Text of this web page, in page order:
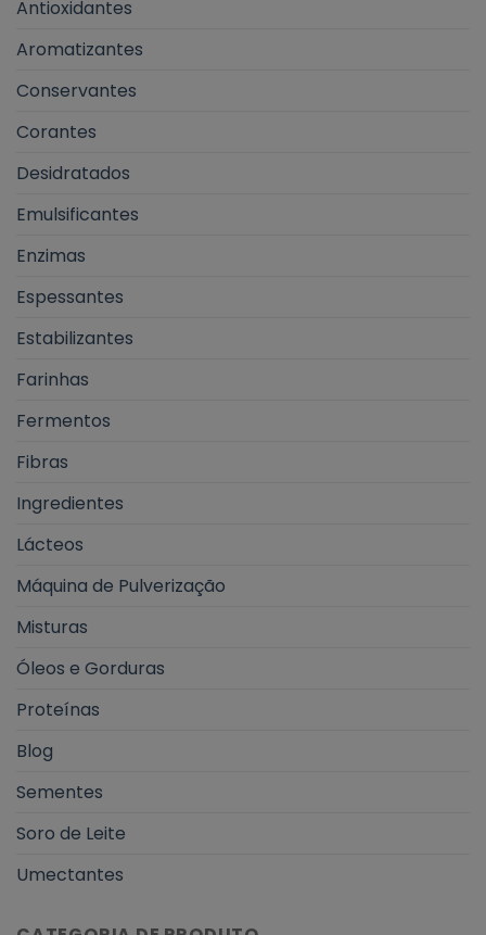
Antioxidantes
Aromatizantes
Conservantes
Corantes
Desidratados
Emulsificantes
Enzimas
Espessantes
Estabilizantes
Farinhas
Fermentos
Fibras
Ingredientes
Lácteos
Máquina de Pulverização
Misturas
Óleos e Gorduras
Proteínas
Blog
Sementes
Soro de Leite
Umectantes